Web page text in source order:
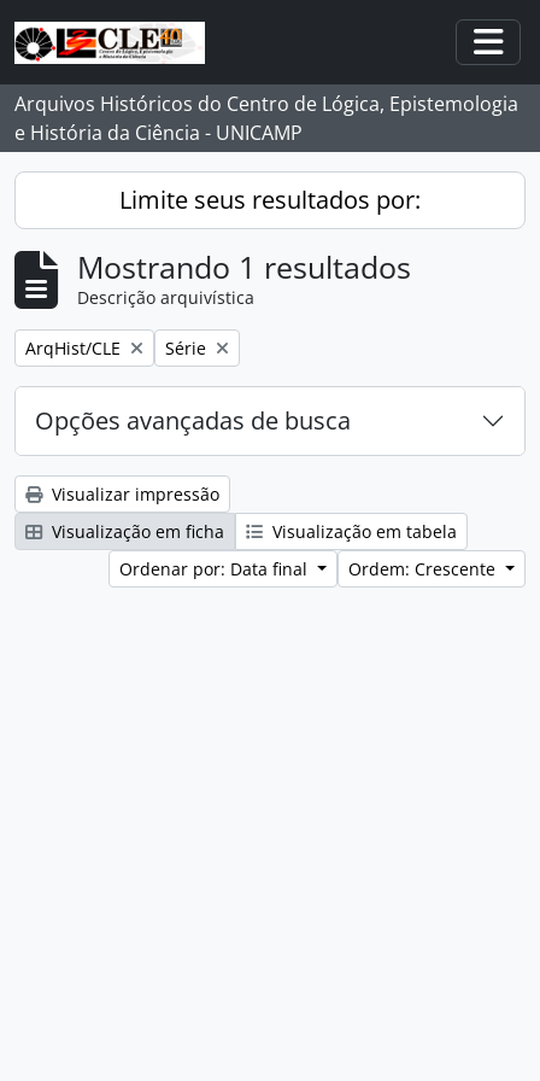
Skip to main content
Arquivos Históricos do Centro de Lógica, Epistemologia
e História da Ciência - UNICAMP
Limite seus resultados por:
Mostrando 1 resultados
Descrição arquivística
Remover filtro:
ArqHist/CLE Remover filtro:
Série
Opções avançadas de busca
Visualizar impressão
Visualização em ficha
Visualização em tabela
Ordenar por: Data final
Ordem: Crescente